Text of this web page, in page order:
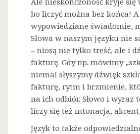
bo liczyć można bez końca! A
wypowiedziane świadomie,
Słowa w naszym języku nie
– niosą nie tylko treść, ale i
fakturę. Gdy np. mówimy
niemal słyszymy dźwięk
fakturę, rytm i brzmienie,
na ich odbiór. Słowo i wyraz
liczy się też intonacja,
Język to także